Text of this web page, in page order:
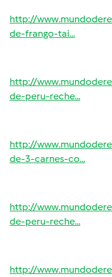
http://
de-frango-tai...
http://
de-peru-reche...
http://
de-3-carnes-co...
http://
de-peru-reche...
http://